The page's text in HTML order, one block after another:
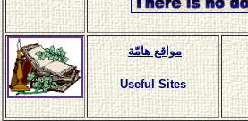
مواقع هامّة
Useful Sites